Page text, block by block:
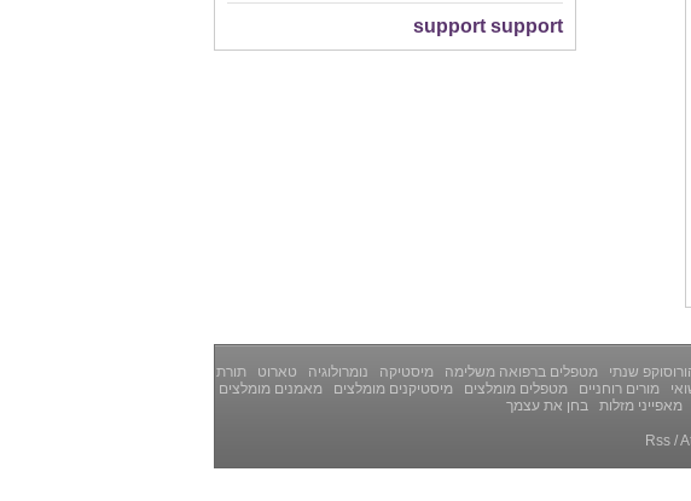
support support
שנתי מטפלים ברפואה משלימה מיסטיקה נומרולוגיה טארוט
תורת
מורים רוחניים מטפלים מומלצים מיסטיקנים מומלצים
מאמנים מומלצים
מאפייני מזלות בחן את עצמך
Rss/